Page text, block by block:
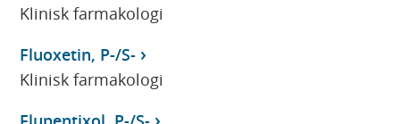
Klinisk farmakologi
Fluoxetin, P-/S-
Klinisk farmakologi